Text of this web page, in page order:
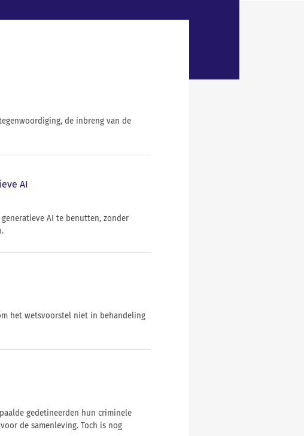
de inbreng van de
AI
AI te benutten, zonder
het wetsvoorstel niet in behandeling
gedetineerden hun criminele
de samenleving. Toch is nog